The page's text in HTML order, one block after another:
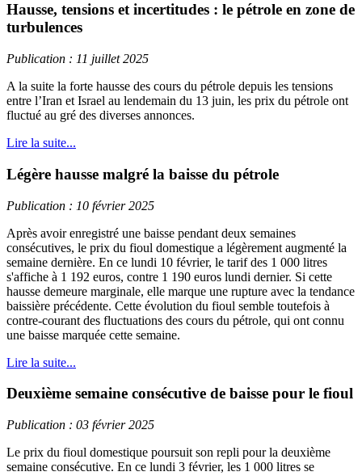
Hausse, tensions et incertitudes : le pétrole en zone de
turbulences
Publication : 11 juillet 2025
A la suite la forte hausse des cours du pétrole depuis les tensions
entre l’Iran et Israel au lendemain du 13 juin, les prix du pétrole ont
fluctué au gré des diverses annonces.
Lire la suite...
Légère hausse malgré la baisse du pétrole
Publication : 10 février 2025
Après avoir enregistré une baisse pendant deux semaines
consécutives, le prix du fioul domestique a légèrement augmenté la
semaine dernière. En ce lundi 10 février, le tarif des 1 000 litres
s'affiche à 1 192 euros, contre 1 190 euros lundi dernier. Si cette
hausse demeure marginale, elle marque une rupture avec la tendance
baissière précédente. Cette évolution du fioul semble toutefois à
contre-courant des fluctuations des cours du pétrole, qui ont connu
une baisse marquée cette semaine.
Lire la suite...
Deuxième semaine consécutive de baisse pour le fioul
Publication : 03 février 2025
Le prix du fioul domestique poursuit son repli pour la deuxième
semaine consécutive. En ce lundi 3 février, les 1 000 litres se